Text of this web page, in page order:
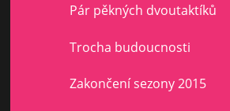
Pár pěkných dvoutaktíků
Trocha budoucnosti
Zakončení sezony 2015